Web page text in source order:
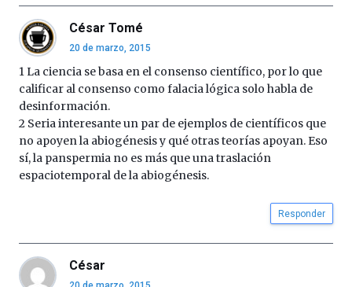
César Tomé
20 de marzo, 2015
1 La ciencia se basa en el consenso científico, por lo que
calificar al consenso como falacia lógica solo habla de
desinformación.
2 Seria interesante un par de ejemplos de científicos que
no apoyen la abiogénesis y qué otras teorías apoyan. Eso
sí, la panspermia no es más que una traslación
espaciotemporal de la abiogénesis.
Responder
César